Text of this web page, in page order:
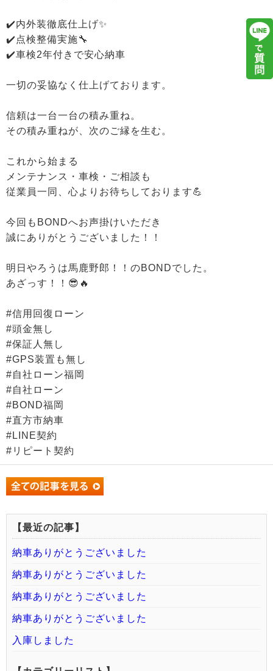
✔️内外装徹底仕上げ✨
✔️点検整備実施🔧
✔️車検2年付きで安心納車
一切の妥協なく仕上げております。
信頼は一台一台の積み重ね。
その積み重ねが、次のご縁を生む。
これから始まる
メンテナンス・車検・ご相談も
従業員一同、心よりお待ちしております💪
今回もBONDへお声掛けいただき
誠にありがとうございました！！
明日やろうは馬鹿野郎！！のBONDでした。
あざっす！！😎🔥
#信用回復ローン
#頭金無し
#保証人無し
#GPS装置も無し
#自社ローン福岡
#自社ローン
#BOND福岡
#直方市納車
#LINE契約
#リピート契約
【最近の記事】
納車ありがとうございました
納車ありがとうございました
納車ありがとうございました
納車ありがとうございました
入庫しました